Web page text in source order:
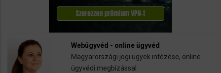
Webügyvéd - online ügyvéd
Magyarországi jogi ügyek intézése, online
ügyvédi megbízással